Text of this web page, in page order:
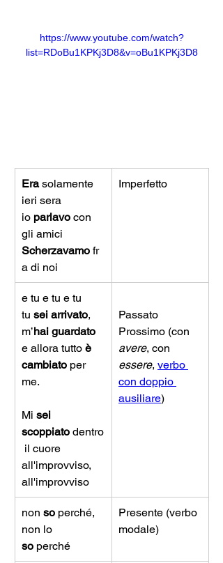
https://www.youtube.com/watch?
list=RDoBu1KPKj3D8&v=oBu1KPKj3D8
Era solamente
ieri sera
io parlavo con
gli amici
Scherzavamo fr
a di noi
Imperfetto
e tu e tu e tu
tu sei arrivato,
m’hai guardato
e allora tutto è
cambiato per
me.
Mi sei
scoppiato dentro
il cuore
all'improvviso,
all'improvviso
Passato
Prossimo (con
avere, con
essere, verbo
con doppio
ausiliare)
non so perché,
non lo
so perché
Presente (verbo
modale)